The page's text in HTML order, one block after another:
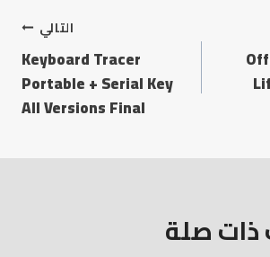
التالي
Keyboard Tracer
Portable + Serial Key
All Versions Final
صلة